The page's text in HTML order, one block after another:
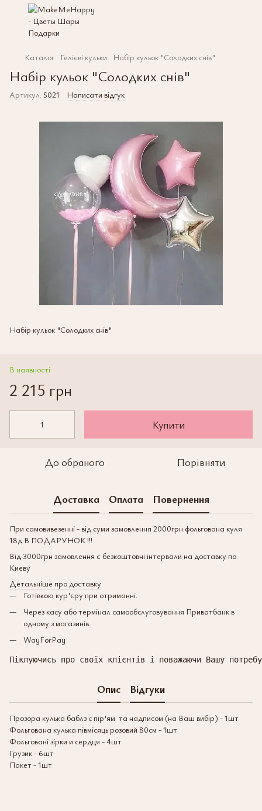
Каталог Гелієві кульки Набір кульок "Солодких снів"
Набір кульок "Солодких снів"
Артикул: S021 Написати відгук
Набір кульок "Солодких снів"
В наявності
2 215 грн
Купити
До обраного Порівняти
Доставка Оплата Повернення
При самовивезенні - від суми замовлення 2000грн фольгована куля
18д В ПОДАРУНОК !!!
Від 3000грн замовлення є безкоштовні інтервали на доставку по
Києву
Детальніше про доставку
Готівкою кур'єру при отриманні.
Через касу або термінал самообслуговування Приватбанк в
одному з магазинів.
WayForPay
Піклуючись про своїх клієнтів і поважаючи Вашу
Опис Відгуки
Прозора кулька баблз с пір'ям та надписом (на Ваш вибір) - 1шт
Фольгована кулька півмісяць розовий 80см - 1шт
Фольговані зірки и сердця - 4шт
Грузик - 6шт
Пакет - 1шт